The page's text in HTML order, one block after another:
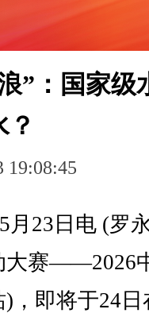
”：国家级
19:08:45
23日电 (罗
大赛——2026
，即将于24